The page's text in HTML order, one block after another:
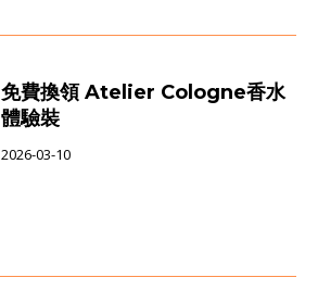
免費換領 Atelier Cologne香水
體驗裝
2026-03-10